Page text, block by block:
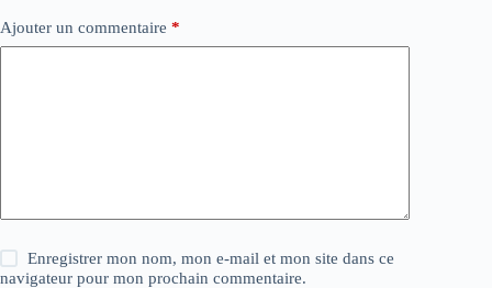
Ajouter un commentaire *
Enregistrer mon nom, mon e-mail et mon site dans ce
navigateur pour mon prochain commentaire.